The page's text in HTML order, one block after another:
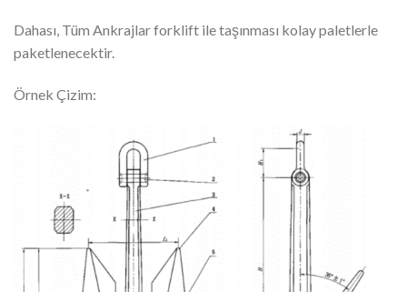
Dahası, Tüm Ankrajlar forklift ile taşınması kolay paletlerle
paketlenecektir.
Örnek Çizim: